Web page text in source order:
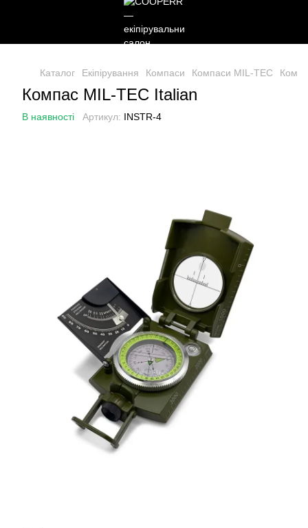
Каталог Екіпірування Компаси Компаси MIL-TEC
Компас MIL-TEC Italian
В наявності Артикул: INSTR-4